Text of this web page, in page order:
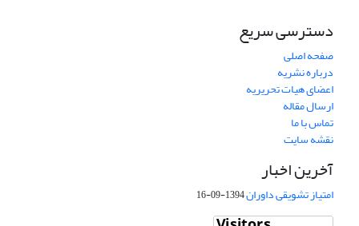
دسترسی سریع
صفحه اصلی
درباره نشریه
اعضای هیات تحریریه
ارسال مقاله
تماس با ما
نقشه سایت
آخرین اخبار
امتیاز تشویقی داوران1394-09-16